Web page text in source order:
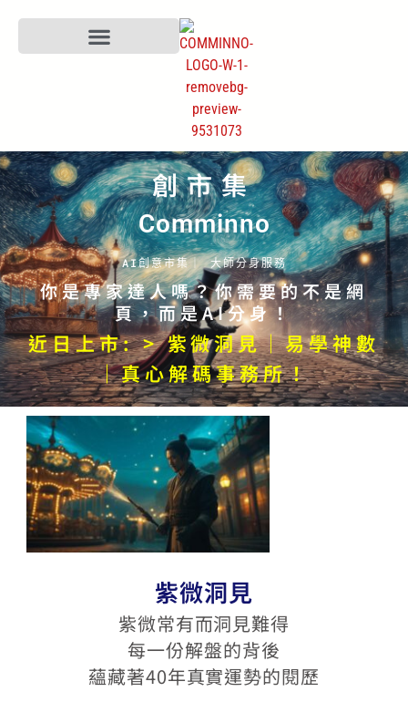
創市集
Comminno
AI創意市集｜ 大師分身服務
你是專家達人嗎？你需要的不是網
頁，而是AI分身！
近日上市: > 紫微洞見｜易學神數
｜真心解碼事務所！
紫微洞見
紫微常有而洞見難得
每一份解盤的背後
蘊藏著40年真實運勢的閱歷